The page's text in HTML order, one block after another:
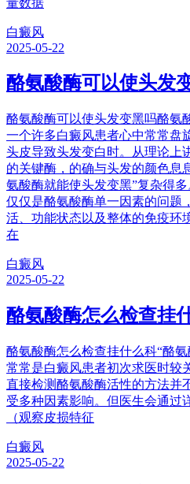
白癜风
2025-05-22
酪氨酸酶可以使头发
酪氨酸酶可以使头发变黑吗酪氨
一个许多白癜风患者心中常常盘
头皮导致头发变白时。从理论上
的关键酶，的确与头发的颜色息
氨酸酶就能使头发变黑”复杂得
仅仅是酪氨酸酶单一因素的问题
活、功能状态以及整体的免疫环
在
白癜风
2025-05-22
酪氨酸酶怎么检查挂
酪氨酸酶怎么检查挂什么科“酪
常常是白癜风患者初次求医时较
直接检测酪氨酸酶活性的方法并
受多种因素影响。但医生会通过
（观察皮损特征
白癜风
2025-05-22